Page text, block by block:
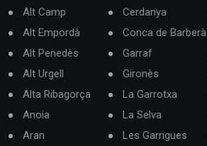
Alt Camp
Alt Empordà
Alt Penedès
Alt Urgell
Alta Ribagorça
Anoia
Aran
Cerdanya
Conca de Barberà
Garraf
Gironès
La Garrotxa
La Selva
Les Garrigues